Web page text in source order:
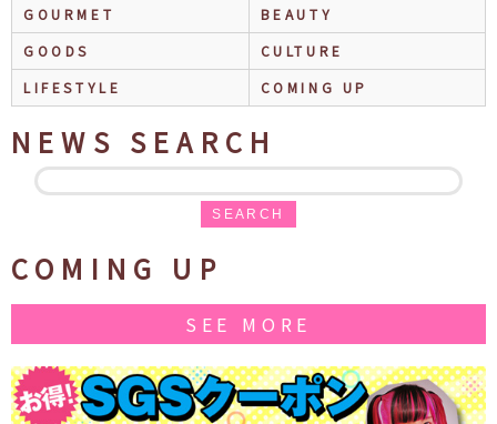
GOURMET
BEAUTY
GOODS
CULTURE
LIFESTYLE
COMING UP
NEWS SEARCH
SEARCH
COMING UP
SEE MORE